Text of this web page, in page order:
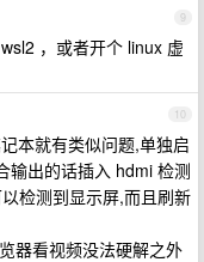
9
，或者开个 linux 虚
10
本就有类似问题,单独启
输出的话插入 hdmi 检测
检测到显示屏,而且刷新
器看视频没法硬解之外